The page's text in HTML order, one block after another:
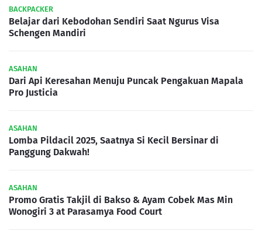
BACKPACKER
Belajar dari Kebodohan Sendiri Saat Ngurus Visa
Schengen Mandiri
ASAHAN
Dari Api Keresahan Menuju Puncak Pengakuan Mapala
Pro Justicia
ASAHAN
Lomba Pildacil 2025, Saatnya Si Kecil Bersinar di
Panggung Dakwah!
ASAHAN
Promo Gratis Takjil di Bakso & Ayam Cobek Mas Min
Wonogiri 3 at Parasamya Food Court